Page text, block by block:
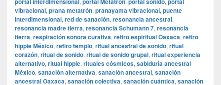
vibracional, prana metatrón, pranayama vibracional, puente
interdimensional, red de sanación, resonancia ancestral,
resonancia madre tierra, resonancia Schumann 7, resonancia
tierra, respiración sonora curativa, retiro espiritual Oaxaca, retiro
hippie México, retiro templo, ritual ancestral de sonido, ritual
corazón, ritual de sonido, ritual de sonido grupal, ritual experiencia
alternativo, ritual hippie, rituales cósmicos, sabiduría ancestral
México, sanación alternativa, sanación ancestral, sanación
ancestral Oaxaca, sanación colectiva, sanación cuántica, sanación